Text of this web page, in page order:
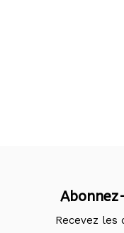
Recevez